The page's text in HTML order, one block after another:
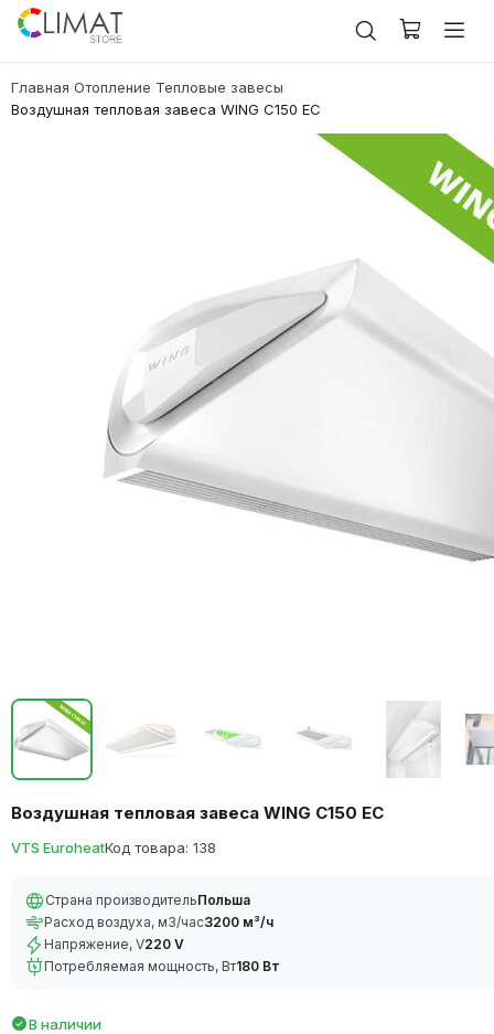
Главная Отопление Тепловые завесы
Воздушная тепловая завеса WING С150 EC
Воздушная тепловая завеса WING С150 EC
VTS EuroheatКод товара: 138
Страна производительПольша
Расход воздуха, м3/час3200 м³/ч
Напряжение, V220 V
Потребляемая мощность, Вт180 Вт
В наличии